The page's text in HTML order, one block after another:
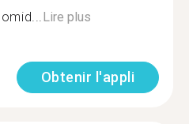
Lire plus
Obtenir l'appli